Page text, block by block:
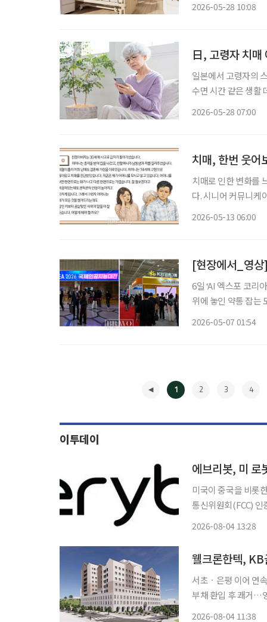
2026-05-28 10:08
日, 고령자 치매
일본에서 고령자의
수면 시간 같은 생활
2026-05-28 07:00
치매, 한번 웃어
치매로 인한 변화를
다. 시니어 커뮤니케
2026-05-13 06:00
[현장에서_영상
6일 ‘AI 엑스포 코리
위에 놓인 약통 잡는
2026-05-07 01:54
1 2 3 4
이투데이
에브리봇, 미 로
미국이 중국을 비롯
통신위원회(FCC) 인
2026-08-04 13:28
서초ㆍ은평 이어 연
부채 환입 후 쾌거…영업 정상화 궤도 환경플랜트
2026-08-04 11:38